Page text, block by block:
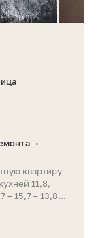
•
квартиру –
11,8,
– 15,7 – 13,8...